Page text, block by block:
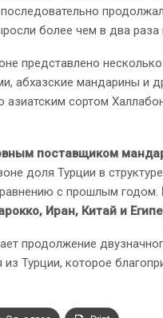
более чем в два раза
представлено
абхазские мандарины и
сортом
поставщиком
доля Турции в
с прошлым годом.
Иран, Китай и
продолжение
Турции, которое